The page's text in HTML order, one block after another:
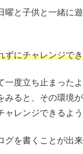
曜と子供と一緒に
ずにチャレンジで
一度立ち止まった
みると、その環境
ャレンジできるよう
グを書くことが出